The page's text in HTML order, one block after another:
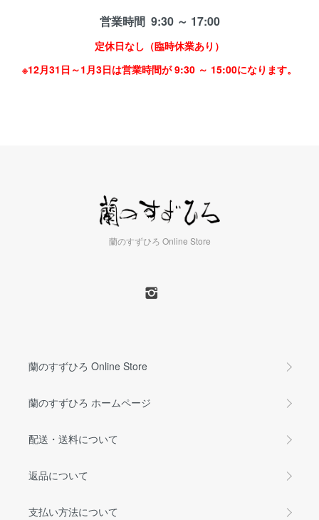
営業時間 9:30 ～ 17:00
定休日なし（臨時休業あり）
※12月31日～1月3日は営業時間が 9:30 ～ 15:00になります。
蘭のすずひろ Online Store
蘭のすずひろ Online Store
蘭のすずひろ ホームページ
配送・送料について
返品について
支払い方法について